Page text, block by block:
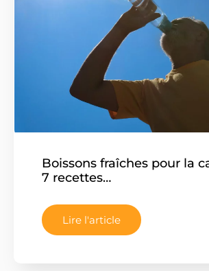
Boissons fraîches pour la
7 recettes…
Lire l'article